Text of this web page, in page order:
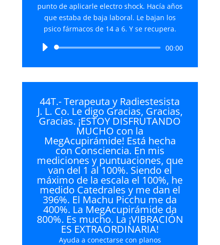
punto de aplicarle electro shock. Hacía años
que estaba de baja laboral. Le bajan los
psico fármacos de 14 a 6. Y se recupera.
Reproductor
audio
00:00
44T.- Terapeuta y Radiestesista
J. L. Co. Le digo Gracias, Gracias,
Gracias. ¡ESTOY DISFRUTANDO
MUCHO con la
MegAcupirámide! Está hecha
con Consciencia. En mis
mediciones y puntuaciones, que
van del 1 al 100%. Siendo el
máximo de la escala el 100%, he
medido Catedrales y me dan el
396%. El Machu Picchu me da
400%. La MegAcupirámide da
800%. Es mucho. La ¡VIBRACIÓN
ES EXTRAORDINARIA!
Ayuda a conectarse con planos